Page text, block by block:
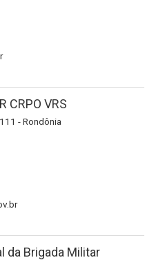
CRPO VRS
- Rondônia
da Brigada Militar